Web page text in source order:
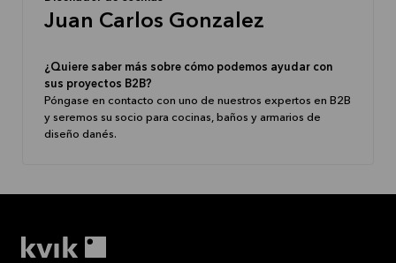
Juan Carlos Gonzalez
¿Quiere saber más sobre cómo podemos ayudar con
sus proyectos B2B?
Póngase en contacto con uno de nuestros expertos en B2B
y seremos su socio para cocinas, baños y armarios de
diseño danés.